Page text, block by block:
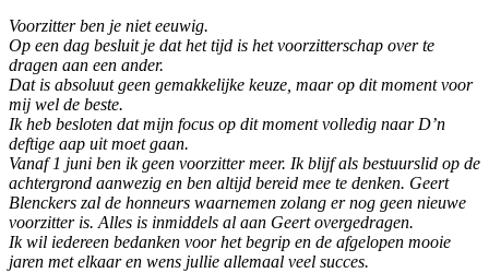
Voorzitter ben je niet eeuwig.
Op een dag besluit je dat het tijd is het voorzitterschap over te
dragen aan een ander.
Dat is absoluut geen gemakkelijke keuze, maar op dit moment voor
mij wel de beste.
Ik heb besloten dat mijn focus op dit moment volledig naar D’n
deftige aap uit moet gaan.
Vanaf 1 juni ben ik geen voorzitter meer. Ik blijf als bestuurslid op de
achtergrond aanwezig en ben altijd bereid mee te denken. Geert
Blenckers zal de honneurs waarnemen zolang er nog geen nieuwe
voorzitter is. Alles is inmiddels al aan Geert overgedragen.
Ik wil iedereen bedanken voor het begrip en de afgelopen mooie
jaren met elkaar en wens jullie allemaal veel succes.